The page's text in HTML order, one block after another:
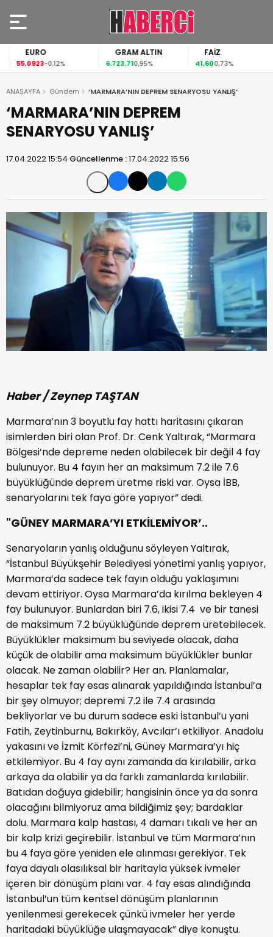
EURO
55,0923-0,12%
GRAM ALTIN
6.723,710,95%
FAİZ
41,600,73%
ANASAYFA Gündem ‘MARMARA’NIN DEPREM SENARYOSU YANLIŞ’
‘MARMARA’NIN DEPREM
SENARYOSU YANLIŞ’
17.04.2022 15:54 Güncellenme :17.04.2022 15:56
Haber / Zeynep TAŞTAN
Marmara’nın 3 boyutlu fay hattı haritasını çıkaran
isimlerden biri olan Prof. Dr. Cenk Yaltırak, “Marmara
Bölgesi’nde depreme neden olabilecek bir değil 4 fay
bulunuyor. Bu 4 fayın her an maksimum 7.2 ile 7.6
büyüklüğünde deprem üretme riski var. Oysa İBB,
senaryolarını tek faya göre yapıyor” dedi.
"GÜNEY MARMARA’YI ETKİLEMİYOR’..
Senaryoların yanlış olduğunu söyleyen Yaltırak,
“İstanbul Büyükşehir Belediyesi yönetimi yanlış yapıyor,
Marmara’da sadece tek fayın olduğu yaklaşımını
devam ettiriyor. Oysa Marmara’da kırılma bekleyen 4
fay bulunuyor. Bunlardan biri 7.6, ikisi 7.4 ve bir tanesi
de maksimum 7.2 büyüklüğünde deprem üretebilecek.
Büyüklükler maksimum bu seviyede olacak, daha
küçük de olabilir ama maksimum büyüklükler bunlar
olacak. Ne zaman olabilir? Her an. Planlamalar,
hesaplar tek fay esas alınarak yapıldığında İstanbul’a
bir şey olmuyor; depremi 7.2 ile 7.4 arasında
bekliyorlar ve bu durum sadece eski İstanbul’u yani
Fatih, Zeytinburnu, Bakırköy, Avcılar’ı etkiliyor. Anadolu
yakasını ve İzmit Körfezi’ni, Güney Marmara’yı hiç
etkilemiyor. Bu 4 fay aynı zamanda da kırılabilir, arka
arkaya da olabilir ya da farklı zamanlarda kırılabilir.
Batıdan doğuya gidebilir; hangisinin önce ya da sonra
olacağını bilmiyoruz ama bildiğimiz şey; bardaklar
dolu. Marmara kalp hastası, 4 damarı tıkalı ve her an
bir kalp krizi geçirebilir. İstanbul ve tüm Marmara’nın
bu 4 faya göre yeniden ele alınması gerekiyor. Tek
faya dayalı olasılıksal bir haritayla yüksek ivmeler
içeren bir dönüşüm planı var. 4 fay esas alındığında
İstanbul’un tüm kentsel dönüşüm planlarının
yenilenmesi gerekecek çünkü ivmeler her yerde
haritadaki büyüklüğe ulaşmayacak” diye konuştu.